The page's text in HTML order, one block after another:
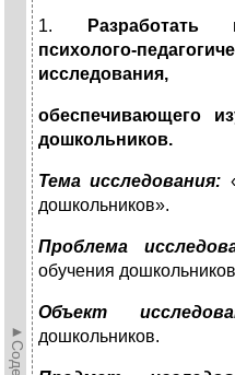
1.
Разработать
психолого-
исследования,
обеспечивающего
дошкольников.
Тема исследования:
дошкольников».
Проблема
обучения
Объект
дошкольников.